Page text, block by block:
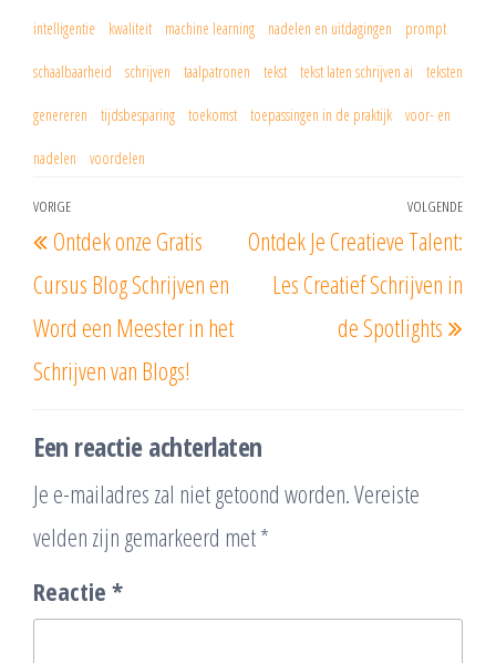
intelligentie kwaliteit machine learning nadelen en uitdagingen prompt
schaalbaarheid schrijven taalpatronen tekst tekst laten schrijven ai teksten
genereren tijdsbesparing toekomst toepassingen in de praktijk voor- en
nadelen voordelen
Berichtnavigatie
Vorig
bericht
VORIGE
Ontdek onze Gratis
Cursus Blog Schrijven en
Word een Meester in het
Schrijven van Blogs!
VOLGENDE
Ontdek Je Creatieve Talent:
Les Creatief Schrijven in
de Spotlights
Een reactie achterlaten
Je e-mailadres zal niet getoond worden.Vereiste
velden zijn gemarkeerd met*
Reactie *